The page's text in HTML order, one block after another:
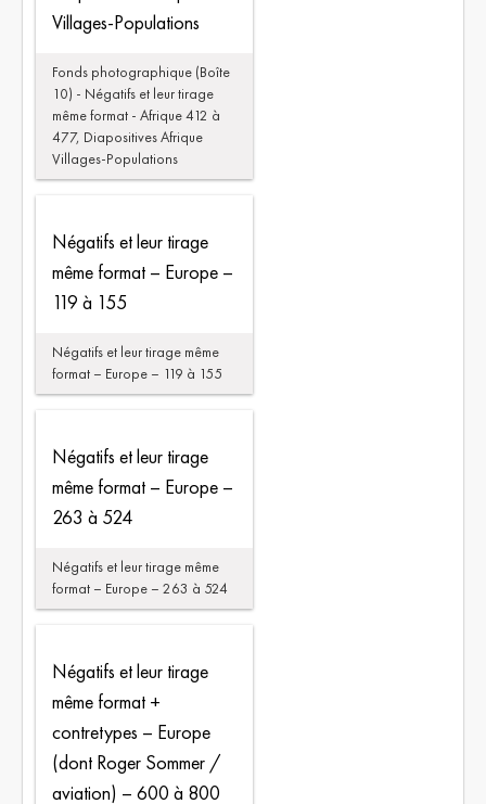
Villages-Populations
Fonds photographique (Boîte
10) - Négatifs et leur tirage
même format - Afrique 412 à
477, Diapositives Afrique
Villages-Populations
Négatifs et leur tirage
même format – Europe –
119 à 155
Négatifs et leur tirage même
format – Europe – 119 à 155
Négatifs et leur tirage
même format – Europe –
263 à 524
Négatifs et leur tirage même
format – Europe – 263 à 524
Négatifs et leur tirage
même format +
contretypes – Europe
(dont Roger Sommer /
aviation) – 600 à 800